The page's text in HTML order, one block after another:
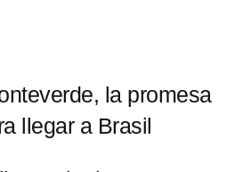
la promesa
llegar a Brasil